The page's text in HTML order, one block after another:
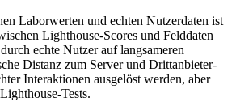
Laborwerten und echten Nutzerdaten ist
Lighthouse-Scores und Felddaten
echte Nutzer auf langsameren
Distanz zum Server und Drittanbieter-
Interaktionen ausgelöst werden, aber
Tests.